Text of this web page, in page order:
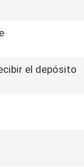
el depósito